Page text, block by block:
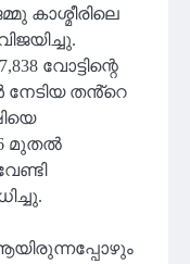
കാശ്മീരിലെ
വോട്ടിന്റെ
നേടിയ തൻ്റെ
മുതൽ